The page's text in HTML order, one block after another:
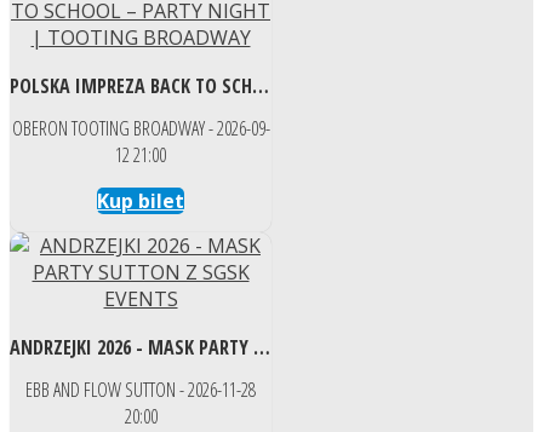
POLSKA IMPREZA BACK TO SCHOOL – PARTY NIGHT | TOOTING BROADWAY
OBERON TOOTING BROADWAY - 2026-09-
12 21:00
Kup bilet
ANDRZEJKI 2026 - MASK PARTY SUTTON Z SGSK EVENTS
EBB AND FLOW SUTTON - 2026-11-28
20:00